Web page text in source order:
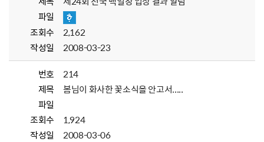
파일
조회수
2,162
작성일
2008-03-23
번호
214
제목
봄님이 화사한 꽃소식을 안고서.....
파일
조회수
1,924
작성일
2008-03-06